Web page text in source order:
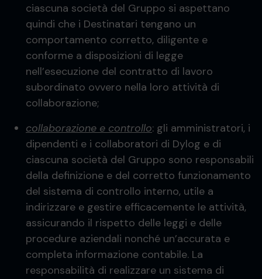
ciascuna società del Gruppo si aspettano
quindi che i Destinatari tengano un
comportamento corretto, diligente e
conforme a disposizioni di legge
nell’esecuzione del contratto di lavoro
subordinato ovvero nella loro attività di
collaborazione;
collaborazione e controllo: gli amministratori, i
dipendenti e i collaboratori di Dylog e di
ciascuna società del Gruppo sono responsabili
della definizione e del corretto funzionamento
del sistema di controllo interno, utile a
indirizzare e gestire efficacemente le attività,
assicurando il rispetto delle leggi e delle
procedure aziendali nonché un’accurata e
completa informazione contabile. La
responsabilità di realizzare un sistema di